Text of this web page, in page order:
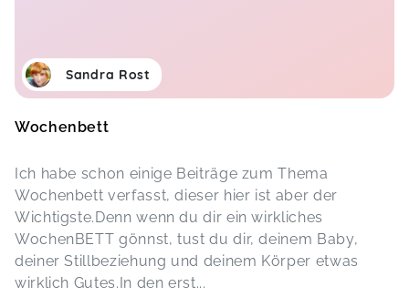
Sandra Rost
Wochenbett
Ich habe schon einige Beiträge zum Thema
Wochenbett verfasst, dieser hier ist aber der
Wichtigste.Denn wenn du dir ein wirkliches
WochenBETT gönnst, tust du dir, deinem Baby,
deiner Stillbeziehung und deinem Körper etwas
wirklich Gutes.In den erst...